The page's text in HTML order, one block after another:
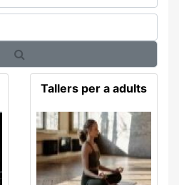
Tallers per a adults